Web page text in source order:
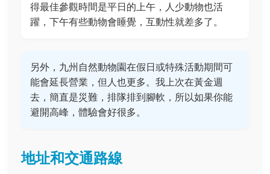
得最佳參觀時間是平日的上午，人少動物也活
躍，下午有些動物會睡覺，互動性就差多了。
另外，九州自然動物園在假日或特殊活動期間可
能會延長營業，但人也更多。我上次在黃金週
去，簡直是災難，排隊排到腳軟，所以如果你能
避開高峰，體驗會好很多。
地址和交通路線